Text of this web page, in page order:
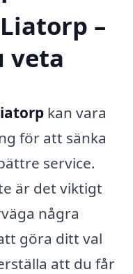
–
veta
kan vara
för att sänka
service.
är det viktigt
några
göra ditt val
att du får